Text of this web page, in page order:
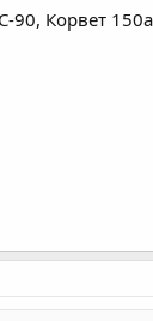
90, Корвет